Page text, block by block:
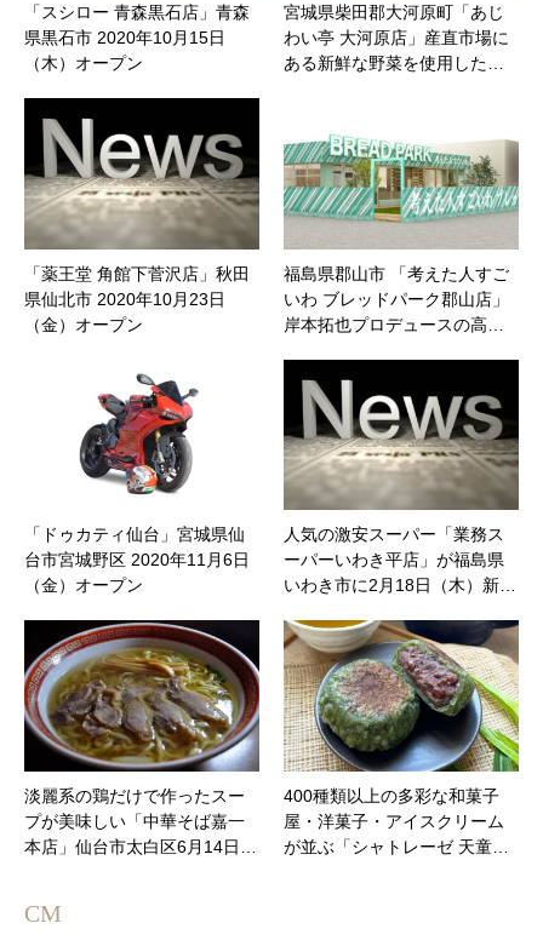
「スシロー 青森黒石店」青森
県黒石市 2020年10月15日
（木）オープン
宮城県柴田郡大河原町「あじ
わい亭 大河原店」産直市場に
ある新鮮な野菜を使用した…
「薬王堂 角館下菅沢店」秋田
県仙北市 2020年10月23日
（金）オープン
福島県郡山市 「考えた人すご
いわ ブレッドパーク郡山店」
岸本拓也プロデュースの高…
「ドゥカティ仙台」宮城県仙
台市宮城野区 2020年11月6日
（金）オープン
人気の激安スーパー「業務ス
ーパーいわき平店」が福島県
いわき市に2月18日（木）新…
淡麗系の鶏だけで作ったスー
プが美味しい「中華そば嘉一
本店」仙台市太白区6月14日…
400種類以上の多彩な和菓子
屋・洋菓子・アイスクリーム
が並ぶ「シャトレーゼ 天童…
CM